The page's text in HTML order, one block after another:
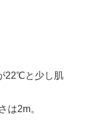
22℃と少し肌
は2m。